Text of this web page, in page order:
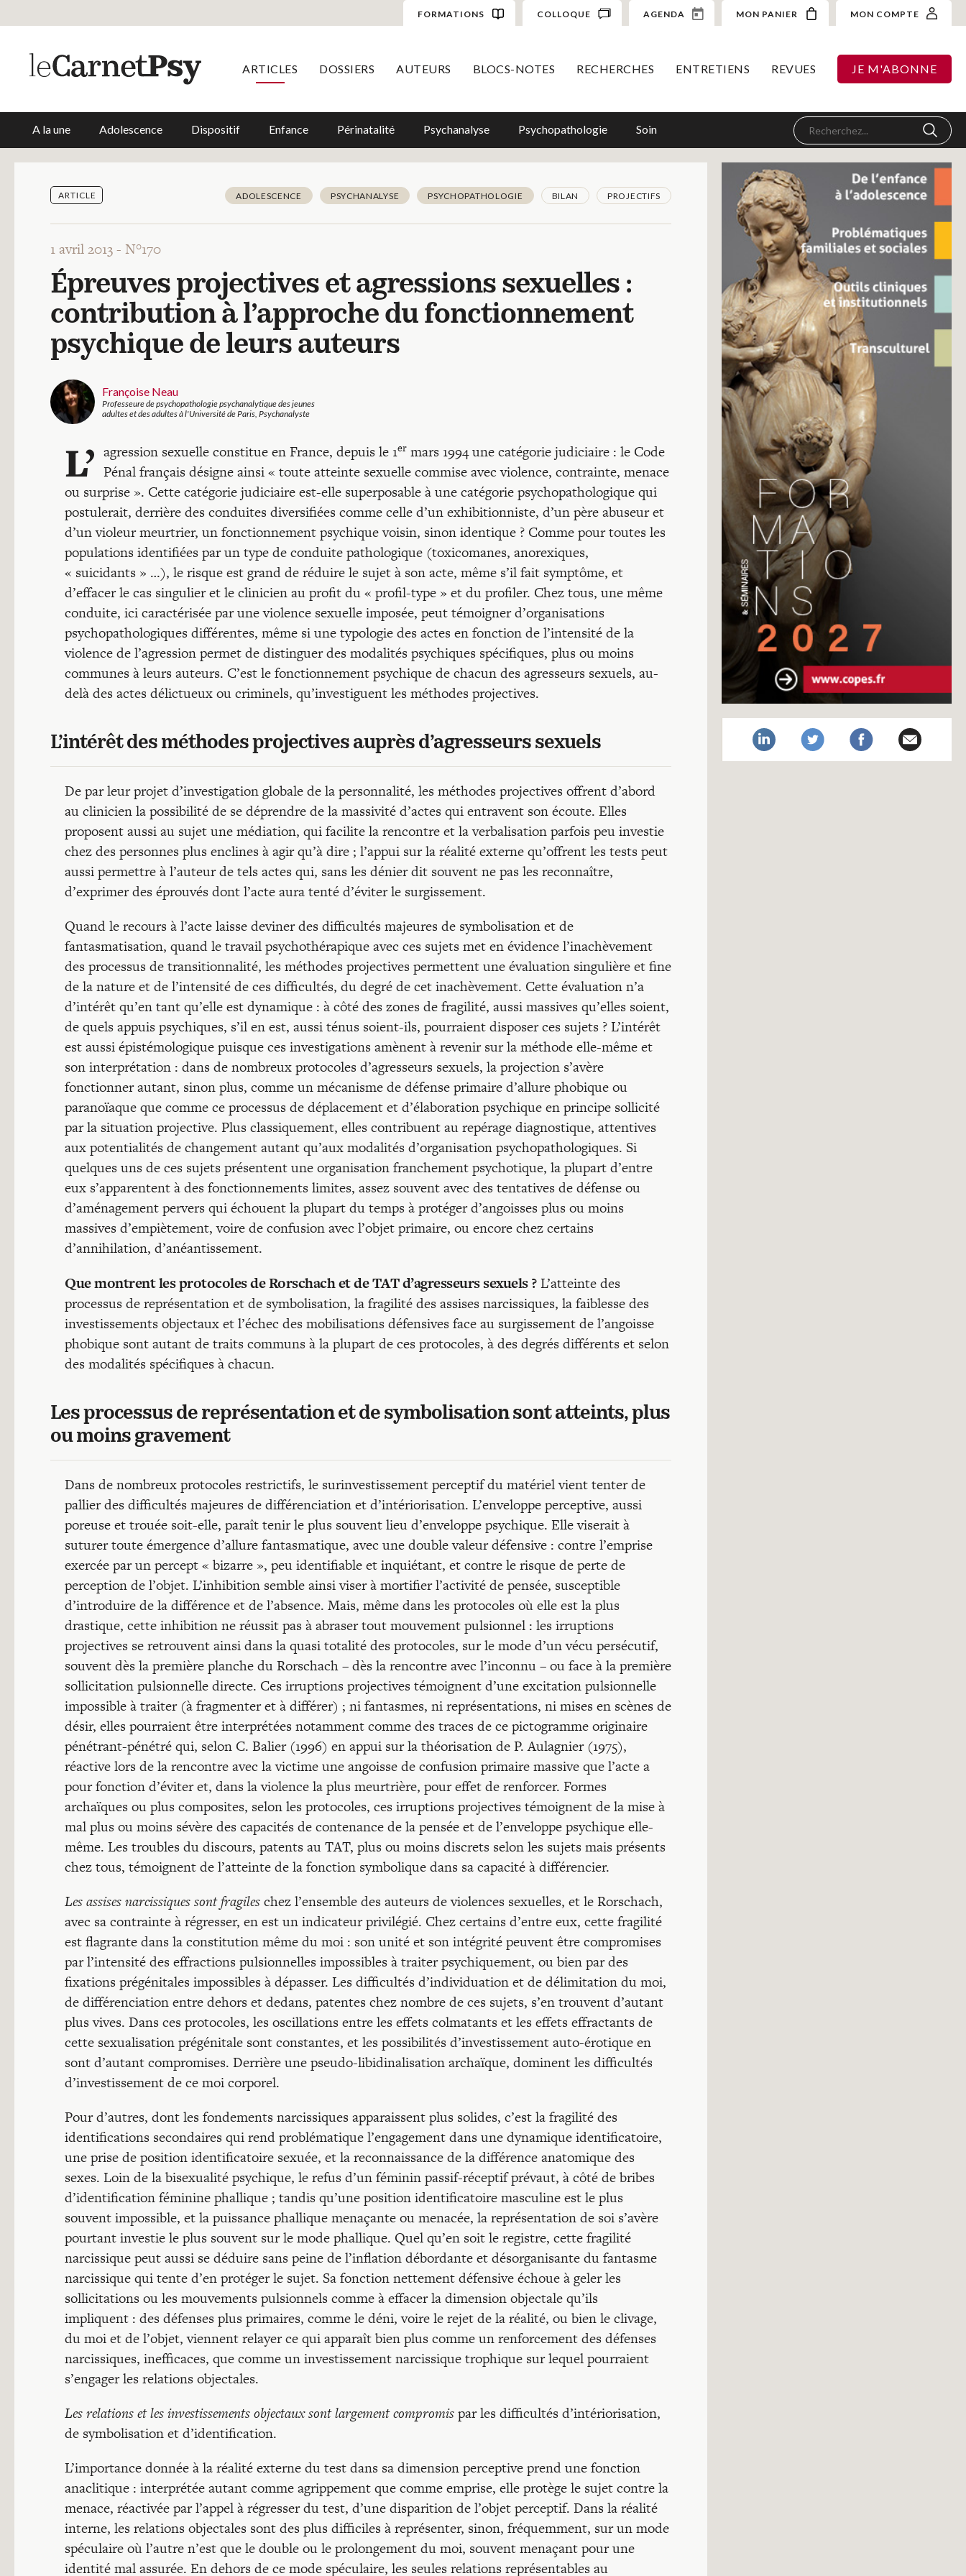
FORMATIONS COLLOQUE AGENDA MON PANIER MON COMPTE
ARTICLES DOSSIERS AUTEURS BLOCS-NOTES RECHERCHES ENTRETIENS REVUES JE M'ABONNE
A la une Adolescence Dispositif Enfance Périnatalité Psychanalyse Psychopathologie Soin
ARTICLE ADOLESCENCE PSYCHANALYSE PSYCHOPATHOLOGIE BILAN PROJECTIFS
1 avril 2013 - N°170
Épreuves projectives et agressions sexuelles :
contribution à l’approche du fonctionnement
psychique de leurs auteurs
Françoise Neau
Professeure de psychopathologie psychanalytique des jeunes
adultes et des adultes à l'Université de Paris, Psychanalyste
L’ agression sexuelle constitue en France, depuis le 1er mars 1994 une catégorie judiciaire : le Code
Pénal français désigne ainsi « toute atteinte sexuelle commise avec violence, contrainte, menace
ou surprise ». Cette catégorie judiciaire est-elle superposable à une catégorie psychopathologique qui
postulerait, derrière des conduites diversifiées comme celle d’un exhibitionniste, d’un père abuseur et
d’un violeur meurtrier, un fonctionnement psychique voisin, sinon identique ? Comme pour toutes les
populations identifiées par un type de conduite pathologique (toxicomanes, anorexiques,
« suicidants » …), le risque est grand de réduire le sujet à son acte, même s’il fait symptôme, et
d’effacer le cas singulier et le clinicien au profit du « profil-type » et du profiler. Chez tous, une même
conduite, ici caractérisée par une violence sexuelle imposée, peut témoigner d’organisations
psychopathologiques différentes, même si une typologie des actes en fonction de l’intensité de la
violence de l’agression permet de distinguer des modalités psychiques spécifiques, plus ou moins
communes à leurs auteurs. C’est le fonctionnement psychique de chacun des agresseurs sexuels, au-
delà des actes délictueux ou criminels, qu’investiguent les méthodes projectives.
L’intérêt des méthodes projectives auprès d’agresseurs sexuels
De par leur projet d’investigation globale de la personnalité, les méthodes projectives offrent d’abord
au clinicien la possibilité de se déprendre de la massivité d’actes qui entravent son écoute. Elles
proposent aussi au sujet une médiation, qui facilite la rencontre et la verbalisation parfois peu investie
chez des personnes plus enclines à agir qu’à dire ; l’appui sur la réalité externe qu’offrent les tests peut
aussi permettre à l’auteur de tels actes qui, sans les dénier dit souvent ne pas les reconnaître,
d’exprimer des éprouvés dont l’acte aura tenté d’éviter le surgissement.
Quand le recours à l’acte laisse deviner des difficultés majeures de symbolisation et de
fantasmatisation, quand le travail psychothérapique avec ces sujets met en évidence l’inachèvement
des processus de transitionnalité, les méthodes projectives permettent une évaluation singulière et fine
de la nature et de l’intensité de ces difficultés, du degré de cet inachèvement. Cette évaluation n’a
d’intérêt qu’en tant qu’elle est dynamique : à côté des zones de fragilité, aussi massives qu’elles soient,
de quels appuis psychiques, s’il en est, aussi ténus soient-ils, pourraient disposer ces sujets ? L’intérêt
est aussi épistémologique puisque ces investigations amènent à revenir sur la méthode elle-même et
son interprétation : dans de nombreux protocoles d’agresseurs sexuels, la projection s’avère
fonctionner autant, sinon plus, comme un mécanisme de défense primaire d’allure phobique ou
paranoïaque que comme ce processus de déplacement et d’élaboration psychique en principe sollicité
par la situation projective. Plus classiquement, elles contribuent au repérage diagnostique, attentives
aux potentialités de changement autant qu’aux modalités d’organisation psychopathologiques. Si
quelques uns de ces sujets présentent une organisation franchement psychotique, la plupart d’entre
eux s’apparentent à des fonctionnements limites, assez souvent avec des tentatives de défense ou
d’aménagement pervers qui échouent la plupart du temps à protéger d’angoisses plus ou moins
massives d’empiètement, voire de confusion avec l’objet primaire, ou encore chez certains
d’annihilation, d’anéantissement.
Que montrent les protocoles de Rorschach et de TAT d’agresseurs sexuels ?L’atteinte des
processus de représentation et de symbolisation, la fragilité des assises narcissiques, la faiblesse des
investissements objectaux et l’échec des mobilisations défensives face au surgissement de l’angoisse
phobique sont autant de traits communs à la plupart de ces protocoles, à des degrés différents et selon
des modalités spécifiques à chacun.
Les processus de représentation et de symbolisation sont atteints, plus
ou moins gravement
Dans de nombreux protocoles restrictifs, le surinvestissement perceptif du matériel vient tenter de
pallier des difficultés majeures de différenciation et d’intériorisation. L’enveloppe perceptive, aussi
poreuse et trouée soit-elle, paraît tenir le plus souvent lieu d’enveloppe psychique. Elle viserait à
suturer toute émergence d’allure fantasmatique, avec une double valeur défensive : contre l’emprise
exercée par un percept « bizarre », peu identifiable et inquiétant, et contre le risque de perte de
perception de l’objet. L’inhibition semble ainsi viser à mortifier l’activité de pensée, susceptible
d’introduire de la différence et de l’absence. Mais, même dans les protocoles où elle est la plus
drastique, cette inhibition ne réussit pas à abraser tout mouvement pulsionnel : les irruptions
projectives se retrouvent ainsi dans la quasi totalité des protocoles, sur le mode d’un vécu persécutif,
souvent dès la première planche du Rorschach – dès la rencontre avec l’inconnu – ou face à la première
sollicitation pulsionnelle directe. Ces irruptions projectives témoignent d’une excitation pulsionnelle
impossible à traiter (à fragmenter et à différer) ; ni fantasmes, ni représentations, ni mises en scènes de
désir, elles pourraient être interprétées notamment comme des traces de ce pictogramme originaire
pénétrant-pénétré qui, selon C. Balier (1996) en appui sur la théorisation de P. Aulagnier (1975),
réactive lors de la rencontre avec la victime une angoisse de confusion primaire massive que l’acte a
pour fonction d’éviter et, dans la violence la plus meurtrière, pour effet de renforcer. Formes
archaïques ou plus composites, selon les protocoles, ces irruptions projectives témoignent de la mise à
mal plus ou moins sévère des capacités de contenance de la pensée et de l’enveloppe psychique elle-
même. Les troubles du discours, patents au TAT, plus ou moins discrets selon les sujets mais présents
chez tous, témoignent de l’atteinte de la fonction symbolique dans sa capacité à différencier.
Les assises narcissiques sont fragileschez l’ensemble des auteurs de violences sexuelles, et le Rorschach,
avec sa contrainte à régresser, en est un indicateur privilégié. Chez certains d’entre eux, cette fragilité
est flagrante dans la constitution même du moi : son unité et son intégrité peuvent être compromises
par l’intensité des effractions pulsionnelles impossibles à traiter psychiquement, ou bien par des
fixations prégénitales impossibles à dépasser. Les difficultés d’individuation et de délimitation du moi,
de différenciation entre dehors et dedans, patentes chez nombre de ces sujets, s’en trouvent d’autant
plus vives. Dans ces protocoles, les oscillations entre les effets colmatants et les effets effractants de
cette sexualisation prégénitale sont constantes, et les possibilités d’investissement auto-érotique en
sont d’autant compromises. Derrière une pseudo-libidinalisation archaïque, dominent les difficultés
d’investissement de ce moi corporel.
Pour d’autres, dont les fondements narcissiques apparaissent plus solides, c’est la fragilité des
identifications secondaires qui rend problématique l’engagement dans une dynamique identificatoire,
une prise de position identificatoire sexuée, et la reconnaissance de la différence anatomique des
sexes. Loin de la bisexualité psychique, le refus d’un féminin passif-réceptif prévaut, à côté de bribes
d’identification féminine phallique ; tandis qu’une position identificatoire masculine est le plus
souvent impossible, et la puissance phallique menaçante ou menacée, la représentation de soi s’avère
pourtant investie le plus souvent sur le mode phallique. Quel qu’en soit le registre, cette fragilité
narcissique peut aussi se déduire sans peine de l’inflation débordante et désorganisante du fantasme
narcissique qui tente d’en protéger le sujet. Sa fonction nettement défensive échoue à geler les
sollicitations ou les mouvements pulsionnels comme à effacer la dimension objectale qu’ils
impliquent : des défenses plus primaires, comme le déni, voire le rejet de la réalité, ou bien le clivage,
du moi et de l’objet, viennent relayer ce qui apparaît bien plus comme un renforcement des défenses
narcissiques, inefficaces, que comme un investissement narcissique trophique sur lequel pourraient
s’engager les relations objectales.
Les relations et les investissements objectaux sont largement compromispar les difficultés d’intériorisation,
de symbolisation et d’identification.
L’importance donnée à la réalité externe du test dans sa dimension perceptive prend une fonction
anaclitique : interprétée autant comme agrippement que comme emprise, elle protège le sujet contre la
menace, réactivée par l’appel à régresser du test, d’une disparition de l’objet perceptif. Dans la réalité
interne, les relations objectales sont des plus difficiles à représenter, sinon, fréquemment, sur un mode
spéculaire où l’autre n’est que le double ou le prolongement du moi, souvent menaçant pour une
identité mal assurée. En dehors de ce mode spéculaire, les seules relations représentables au